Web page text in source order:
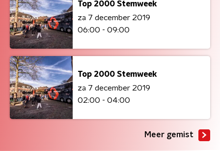
Top 2000 Stemweek
za 7 december 2019
06:00 - 09:00
Top 2000 Stemweek
za 7 december 2019
02:00 - 04:00
Meer gemist